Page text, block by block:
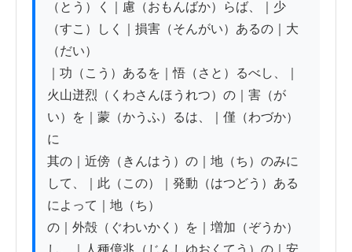
（とう）く｜慮（おもんばか）らば、｜少
（すこ）しく｜損害（そんがい）あるの｜大
（だい）
｜功（こう）あるを｜悟（さと）るべし、｜
火山迸烈（くわさんほうれつ）の｜害（が
い）を｜蒙（かうふ）るは、｜僅（わづか）
に
其の｜近傍（きんはう）の｜地（ち）のみに
して、｜此（この）｜発動（はつどう）ある
によって｜地（ち）
の｜外殻（ぐわいかく）を｜増加（ぞうか）